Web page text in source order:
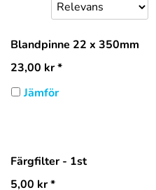
Blandpinne 22 x 350mm
23,00 kr*
Jämför
Färgfilter - 1st
5,00 kr*